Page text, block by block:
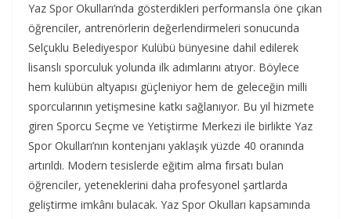
Yaz Spor Okulları’nda gösterdikleri performansla öne çıkan
öğrenciler, antrenörlerin değerlendirmeleri sonucunda
Selçuklu Belediyespor Kulübü bünyesine dahil edilerek
lisanslı sporculuk yolunda ilk adımlarını atıyor. Böylece
hem kulübün altyapısı güçleniyor hem de geleceğin milli
sporcularının yetişmesine katkı sağlanıyor. Bu yıl hizmete
giren Sporcu Seçme ve Yetiştirme Merkezi ile birlikte Yaz
Spor Okulları’nın kontenjanı yaklaşık yüzde 40 oranında
artırıldı. Modern tesislerde eğitim alma fırsatı bulan
öğrenciler, yeteneklerini daha profesyonel şartlarda
geliştirme imkânı bulacak. Yaz Spor Okulları kapsamında